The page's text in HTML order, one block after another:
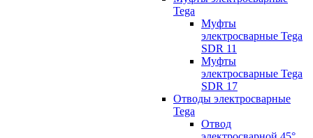
Tega
Муфты
электросварные Tega
SDR 11
Муфты
электросварные Tega
SDR 17
Отводы электросварные
Tega
Отвод